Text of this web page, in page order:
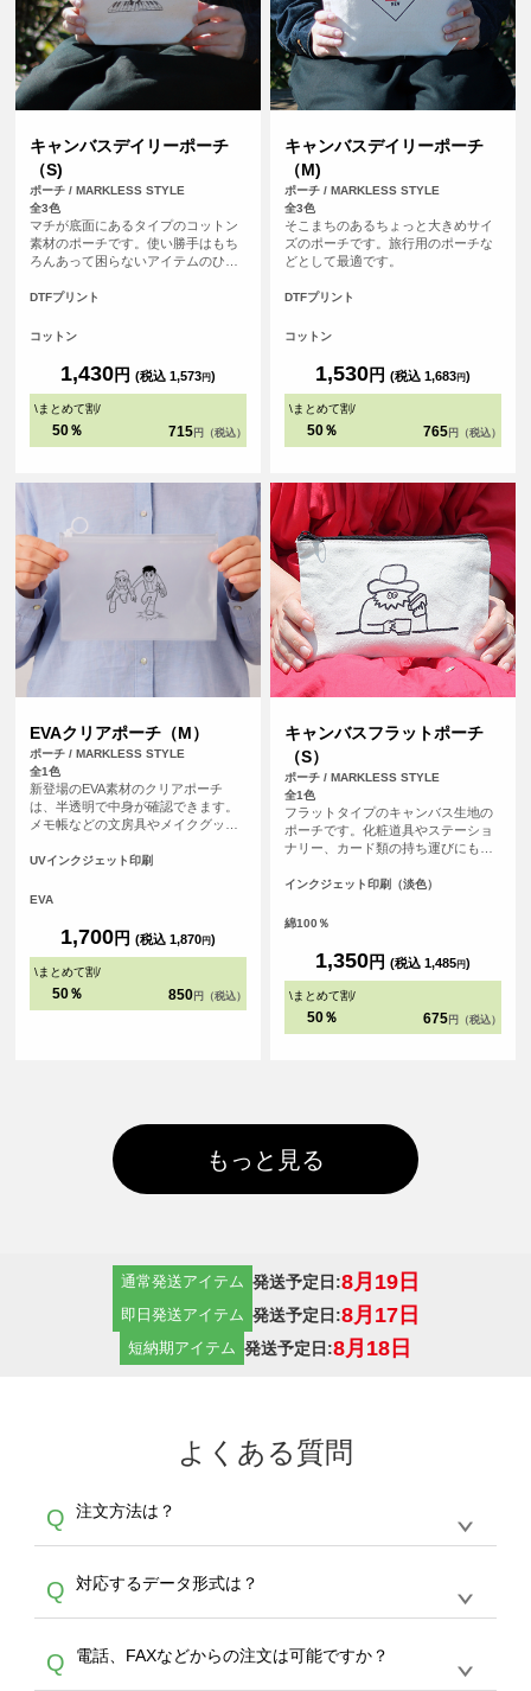
キャンバスデイリーポーチ
（S)
ポーチ / MARKLESS STYLE
全3色
マチが底面にあるタイプのコットン
素材のポーチです。使い勝手はもち
ろんあって困らないアイテムのひと
DTFプリント
コットン
1,430円 (税込 1,573円)
\まとめて割/
50％ 715 円（税込）
キャンバスデイリーポーチ
（M)
ポーチ / MARKLESS STYLE
全3色
そこまちのあるちょっと大きめサイ
ズのポーチです。旅行用のポーチな
どとして最適です。
DTFプリント
コットン
1,530円 (税込 1,683円)
\まとめて割/
50％ 765 円（税込）
EVAクリアポーチ（M）
ポーチ / MARKLESS STYLE
全1色
新登場のEVA素材のクリアポーチ
は、半透明で中身が確認できます。
メモ帳などの文房具やメイクグッ
利なサイズ感です。リング付きの引
アパレルブランドの包装や展示会の
活用できます。開閉する際はスライ
ダー部分を掴んで操作し、引き手部
分を強く引っ張らないように注意し
UVインクジェット印刷
EVA
1,700円 (税込 1,870円)
\まとめて割/
50％ 850 円（税込）
キャンバスフラットポーチ
（S）
ポーチ / MARKLESS STYLE
全1色
フラットタイプのキャンバス生地の
ポーチです。化粧道具やステーショ
ナリー、カード類の持ち運びにも便
になってかわいい。
インクジェット印刷（淡色）
綿100％
1,350円 (税込 1,485円)
\まとめて割/
50％ 675 円（税込）
もっと見る
通常発送アイテム 発送予定日:8月19日
即日発送アイテム 発送予定日:8月17日
短納期アイテム 発送予定日:8月18日
よくある質問
Q 注文方法は？
A
生産にて承っております。デザインツールから
デザインの作成から決済まで完了できます。
30枚以上やシルク印刷など、大口注文の場合
は、サポートが担当するエコバッグコンシェル
Q 対応するデータ形式は？
A
ドできるデータ形式は、JPG / PNG / AI / PSD /
Q 電話、FAXなどからの注文は可能ですか？